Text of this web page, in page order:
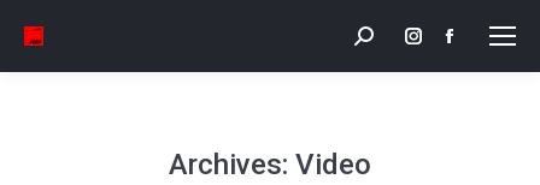
Search:Instagram
Facebook
Archives: Video